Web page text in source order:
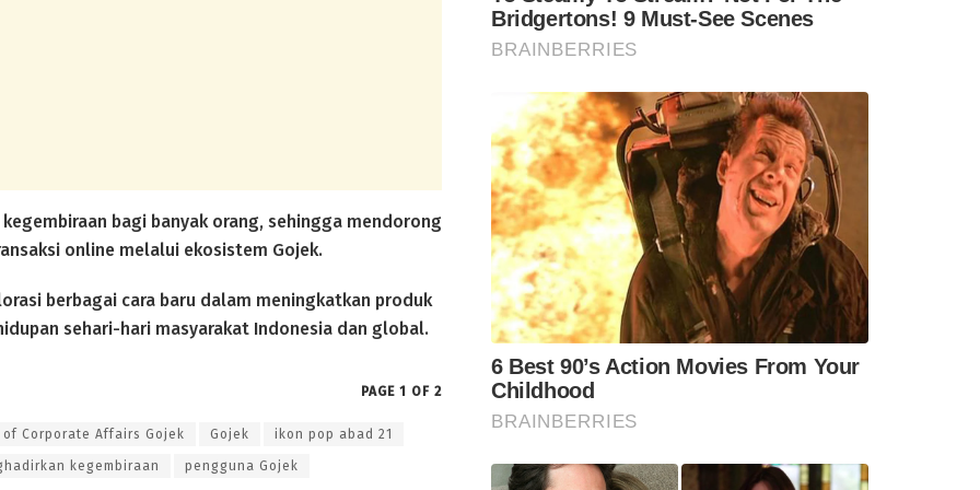
bagi banyak orang, sehingga mendorong
online melalui ekosistem Gojek.
berbagai cara baru dalam meningkatkan produk
sehari-hari masyarakat Indonesia dan global.
PAGE 1 OF 2
Corporate Affairs Gojek Gojek ikon pop abad 21
kegembiraan pengguna Gojek